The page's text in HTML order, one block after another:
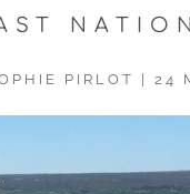
PIRLOT | 24